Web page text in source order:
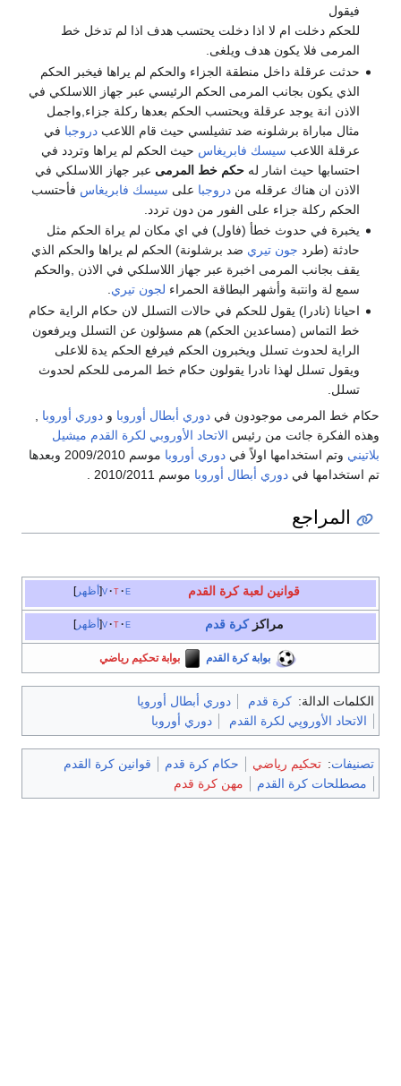
فيقول
للحكم دخلت ام لا اذا دخلت يحتسب هدف اذا لم تدخل خط
المرمى فلا يكون هدف ويلغى.
حدثت عرقلة داخل منطقة الجزاء والحكم لم يراها فيخبر الحكم
الذي يكون بجانب المرمى الحكم الرئيسي عبر جهاز اللاسلكي في
الاذن انة يوجد عرقلة ويحتسب الحكم بعدها ركلة جزاء,واجمل
مثال مباراة برشلونه ضد تشيلسي حيث قام اللاعبدروجبا في
عرقلة اللاعب سيسك فابريغاس حيث الحكم لم يراها وتردد في
احتسابها حيث اشار لهحكم خط المرمى عبر جهاز اللاسلكي في
الاذن ان هناك عرقله مندروجبا على سيسك فابريغاس فأحتسب
الحكم ركلة جزاء على الفور من دون تردد.
يخبرة في حدوث خطأ (فاول) في اي مكان لم يراة الحكم مثل
حادثة (طرد جون تيري ضد برشلونة) الحكم لم يراها والحكم الذي
يقف بجانب المرمى اخبرة عبر جهاز اللاسلكي في الاذن ,والحكم
سمع لة وانتبة وأشهر البطاقة الحمراء لجون تيري.
احيانا (نادرا) يقول للحكم في حالات التسلل لان حكام الراية حكام
خط التماس (مساعدين الحكم) هم مسؤلون عن التسلل ويرفعون
الراية لحدوث تسلل ويخبرون الحكم فيرفع الحكم يدة للاعلى
ويقول تسلل لهذا نادرا يقولون حكام خط المرمى للحكم لحدوث
تسلل.
حكام خط المرمى موجودون في دوري أبطال أوروبا و دوري أوروبا
وهذه الفكرة جائت من رئيس الاتحاد الأوروبي لكرة القدم ميشيل
بلاتيني وتم استخدامها اولاً في دوري أوروبا
موسم 2009/2010 وبعدها
تم استخدامها في دوري أبطال أوروبا موسم 2010/2011 .
المراجع
أظهر v t e قوانين لعبة كرة القدم
أظهر v t e مراكزكرة قدم
بوابة كرة القدم بوابة تحكيم رياضي
الكلمات الدالة: كرة قدم
دوري أبطال أوروپا
الاتحاد الأوروپي لكرة القدم
دوري أوروبا
تصنيفات: تحكيم رياضي حكام كرة قدم
قوانين كرة القدم
مصطلحات كرة القدم
مهن كرة قدم